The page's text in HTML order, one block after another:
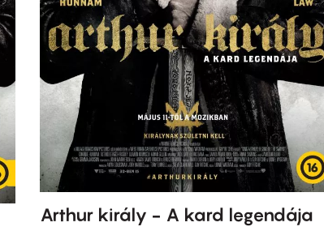
Arthur király - A kard legendája